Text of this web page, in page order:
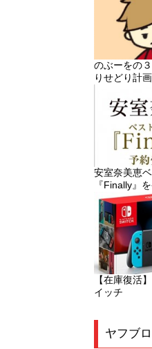
のぶーをの
りせどり計
安室奈美恵
『Finally』
【在庫復活
イッチ
ヤフブ